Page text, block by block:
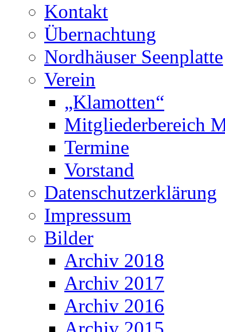
Kontakt
Übernachtung
Nordhäuser Seenplatte
Verein
„Klamotten“
Mitgliederbereich
Termine
Vorstand
Datenschutzerklärung
Impressum
Bilder
Archiv 2018
Archiv 2017
Archiv 2016